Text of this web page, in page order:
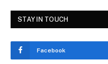
STAY IN TOUCH
Facebook